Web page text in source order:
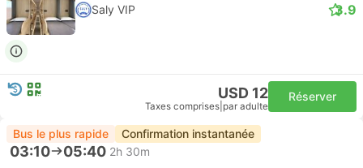
Saly VIP 3.9
USD 12
Taxes comprises par adulte
Réserver
Bus le plus rapide Confirmation instantanée
03:10 05:40 2h 30m